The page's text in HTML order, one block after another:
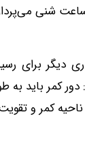
شنی
دیگر برای
کمر باید به
کمر و